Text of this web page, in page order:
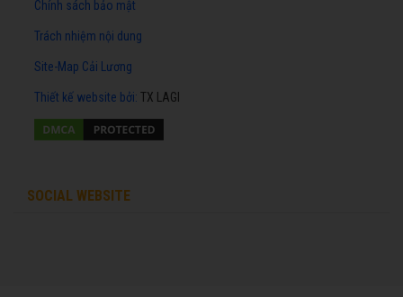
Chính sách bảo mật
Trách nhiệm nội dung
Site-Map Cải Lương
Thiết kế website bởi: TX LAGI
SOCIAL WEBSITE